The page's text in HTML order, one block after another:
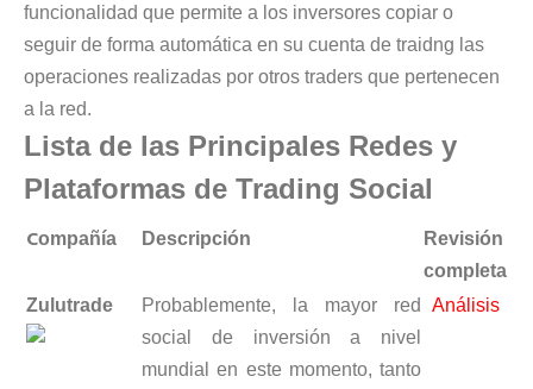
funcionalidad que permite a los inversores copiar o
seguir de forma automática en su cuenta de traidng las
operaciones realizadas por otros traders que pertenecen
a la red.
Lista de las Principales Redes y
Plataformas de Trading Social
Compañía Descripción
Revisión
completa
Zulutrade
Probablemente, la mayor red
social de inversión a nivel
mundial en este momento, tanto
Análisis